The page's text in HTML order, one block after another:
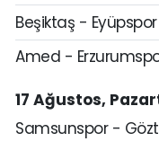
Beşiktaş - Eyüpspor
Amed -
17 Ağustos,
Samsunspor -